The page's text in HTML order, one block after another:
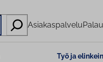
Asiakaspalvelu
Työ ja